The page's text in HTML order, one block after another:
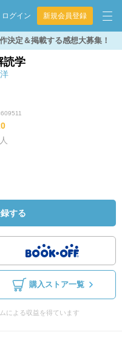
ログイン 新規会員登録
決定＆掲載する感想大募集！
読学
人
する
購入ストア一覧
による収益を得ています